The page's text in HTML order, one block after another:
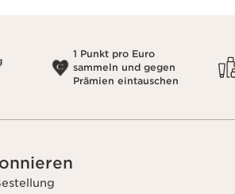
1 Punkt pro Euro
sammeln und gegen
Prämien eintauschen